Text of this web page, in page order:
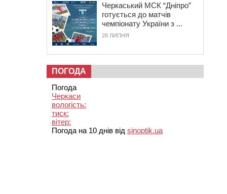
Черкаський МСК “Дніпро”
готується до матчів
чемпіонату України з ...
28 ЛИПНЯ
ПОГОДА
Погода
Черкаси
вологість:
тиск:
вітер:
Погода на 10 днів від sinoptik.ua